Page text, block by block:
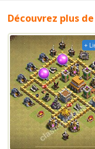
Découvrez plus
+